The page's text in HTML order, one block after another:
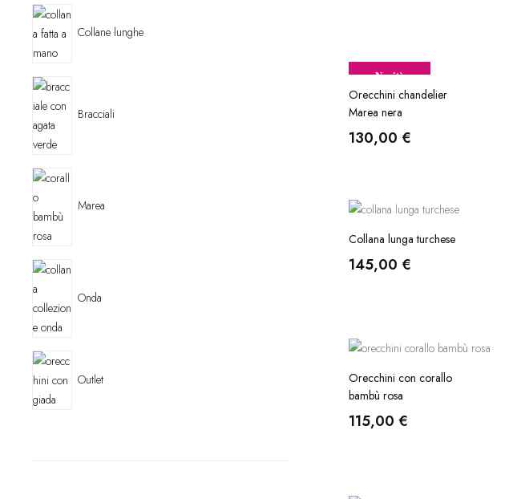
Novità
Orecchini chandelier
Marea nera
130,00 €
Collana lunga turchese
145,00 €
Orecchini con corallo
bambù rosa
115,00 €
Collane lunghe
Bracciali
Marea
Onda
Outlet